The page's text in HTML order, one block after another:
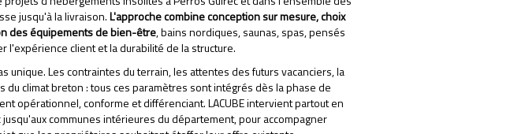
jusqu'à la livraison.L'approche combine conception sur mesure, choix
des équipements de bien-être, bains nordiques, saunas, spas, pensés
l'expérience client et la durabilité de la structure.
unique. Les contraintes du terrain, les attentes des futurs vacanciers, la
du climat breton : tous ces paramètres sont intégrés dès la phase de
opérationnel, conforme et différenciant. LACUBE intervient partout en
communes intérieures du département, pour accompagner